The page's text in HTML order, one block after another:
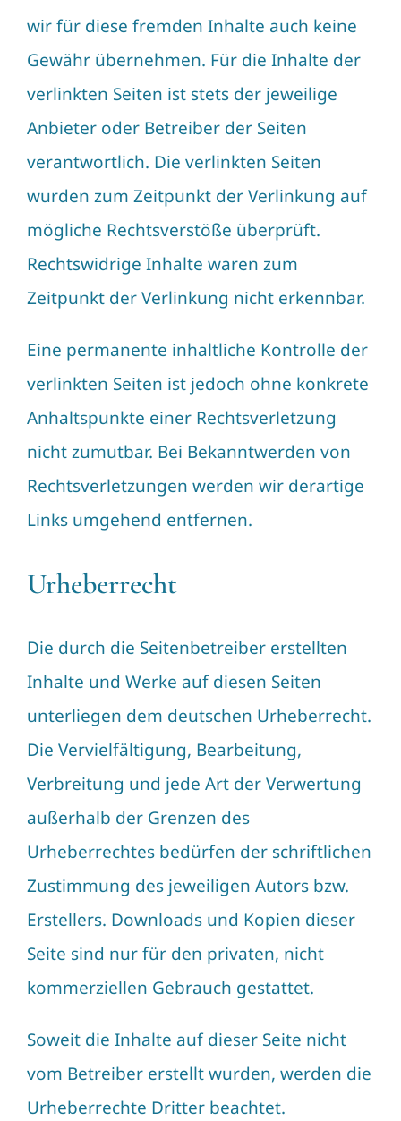
wir für diese fremden Inhalte auch keine
Gewähr übernehmen. Für die Inhalte der
verlinkten Seiten ist stets der jeweilige
Anbieter oder Betreiber der Seiten
verantwortlich. Die verlinkten Seiten
wurden zum Zeitpunkt der Verlinkung auf
mögliche Rechtsverstöße überprüft.
Rechtswidrige Inhalte waren zum
Zeitpunkt der Verlinkung nicht erkennbar.
Eine permanente inhaltliche Kontrolle der
verlinkten Seiten ist jedoch ohne konkrete
Anhaltspunkte einer Rechtsverletzung
nicht zumutbar. Bei Bekanntwerden von
Rechtsverletzungen werden wir derartige
Links umgehend entfernen.
Urheberrecht
Die durch die Seitenbetreiber erstellten
Inhalte und Werke auf diesen Seiten
unterliegen dem deutschen Urheberrecht.
Die Vervielfältigung, Bearbeitung,
Verbreitung und jede Art der Verwertung
außerhalb der Grenzen des
Urheberrechtes bedürfen der schriftlichen
Zustimmung des jeweiligen Autors bzw.
Erstellers. Downloads und Kopien dieser
Seite sind nur für den privaten, nicht
kommerziellen Gebrauch gestattet.
Soweit die Inhalte auf dieser Seite nicht
vom Betreiber erstellt wurden, werden die
Urheberrechte Dritter beachtet.